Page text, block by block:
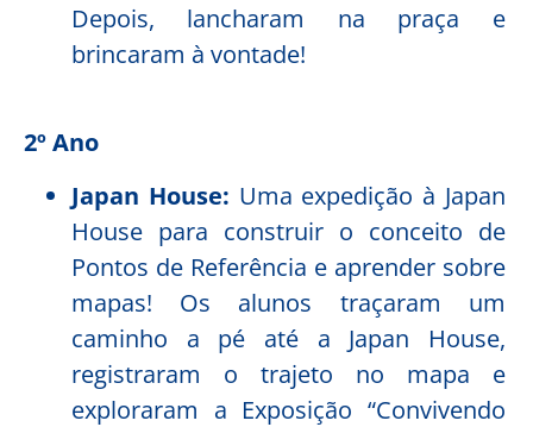
Depois, lancharam na praça e
brincaram à vontade!
2º Ano
Japan House: Uma expedição à Japan
House para construir o conceito de
Pontos de Referência e aprender sobre
mapas! Os alunos traçaram um
caminho a pé até a Japan House,
registraram o trajeto no mapa e
exploraram a Exposição “Convivendo